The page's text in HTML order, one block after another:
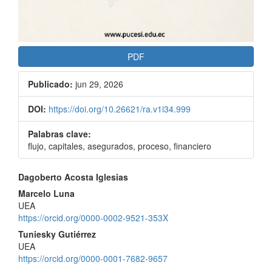
PDF
Publicado: jun 29, 2026
DOI: https://doi.org/10.26621/ra.v1i34.999
Palabras clave:
flujo, capitales, asegurados, proceso, financiero
Contenido
principal
del
artículo
Dagoberto Acosta Iglesias
Marcelo Luna
UEA
https://orcid.org/0000-0002-9521-353X
Tuniesky Gutiérrez
UEA
https://orcid.org/0000-0001-7682-9657